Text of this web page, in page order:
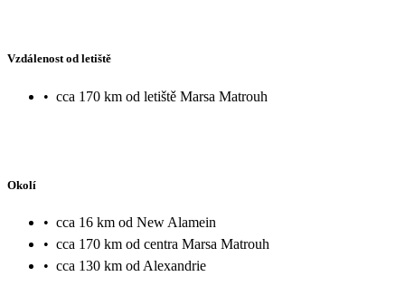
Vzdálenost od letiště
• cca 170 km od letiště Marsa Matrouh
Okolí
• cca 16 km od New Alamein
• cca 170 km od centra Marsa Matrouh
• cca 130 km od Alexandrie